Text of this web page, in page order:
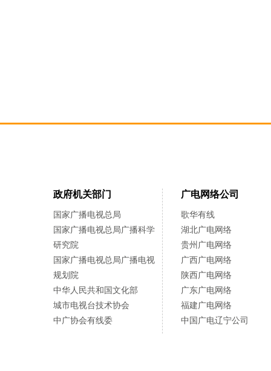
政府机关部门
国家广播电视总局
国家广播电视总局广播科学
研究院
国家广播电视总局广播电视
规划院
中华人民共和国文化部
城市电视台技术协会
中广协会有线委
广电网络公司
歌华有线
湖北广电网络
贵州广电网络
广西广电网络
陕西广电网络
广东广电网络
福建广电网络
中国广电辽宁公司